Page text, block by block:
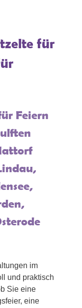
für
Feiern
im
und praktisch
Sie eine
eine